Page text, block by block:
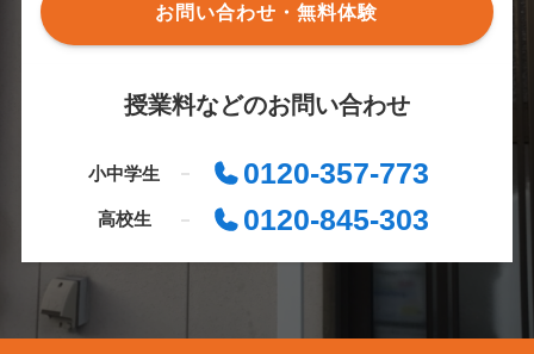
お問い合わせ・無料体験
授業料などのお問い合わせ
小中学生 0120-357-773
高校生 0120-845-303